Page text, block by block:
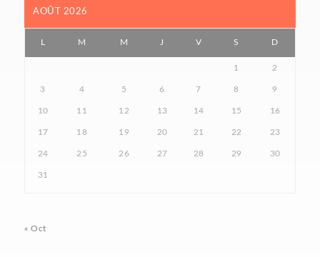
AOÛT 2026
L M M J V S D
1 2
3 4 5 6 7 8 9
10 11 12 13 14 15 16
17 18 19 20 21 22 23
24 25 26 27 28 29 30
31
« Oct